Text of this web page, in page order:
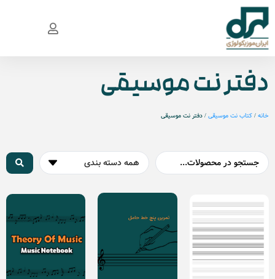
دفتر نت موسیقی
خانه / کتاب نت موسیقی / دفتر نت موسیقی